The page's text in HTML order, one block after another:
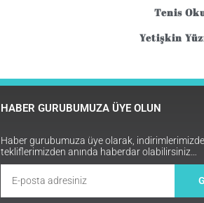
Tenis
Yetişkin
HABER GURUBUMUZA ÜYE OLUN
Haber gurubumuza üye olarak,
tekliflerimizden anında haberdar olabilirsiniz…